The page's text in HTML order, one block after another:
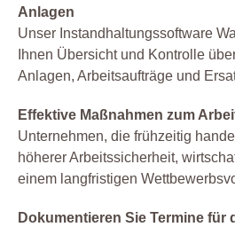
Anlagen
Unser Instandhaltungssoftware
Ihnen Übersicht und Kontrolle
Anlagen, Arbeitsaufträge und
Effektive Maßnahmen zum
Unternehmen, die frühzeitig
höherer Arbeitssicherheit,
einem langfristigen
Dokumentieren Sie Termine für